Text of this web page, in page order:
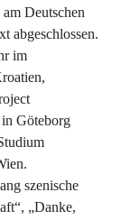
am Deutschen
abgeschlossen.
im
Göteborg
szenische
„Danke,